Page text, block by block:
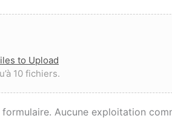
to Upload
10 fichiers.
Aucune exploitation